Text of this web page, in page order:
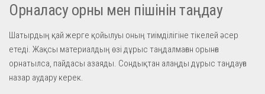
Орналасу орны мен пішінін таңдау
Шатырдың қай жерге қойылуы оның тиімділігіне тікелей әсер
етеді. Жақсы материалдың өзі дұрыс таңдалмаған орынға
орнатылса, пайдасы азаяды. Сондықтан алаңды дұрыс таңдауға
назар аудару керек.